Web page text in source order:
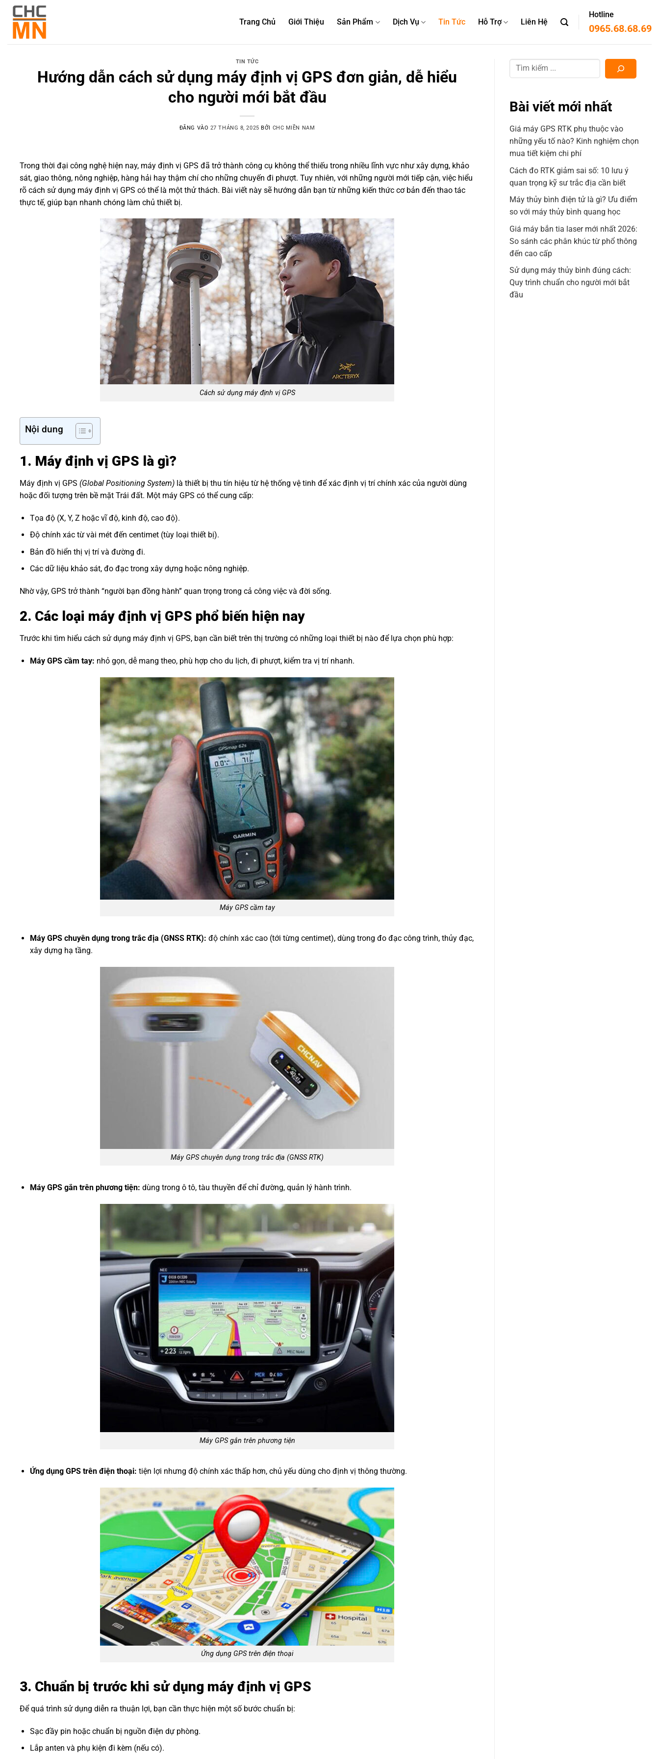
Trang Chủ Giới Thiệu Sản Phẩm Dịch Vụ Tin Tức Hỗ Trợ Liên Hệ
Hotline
0965.68.68.69
TIN TỨC
Hướng dẫn cách sử dụng máy định vị GPS đơn giản, dễ hiểu
cho người mới bắt đầu
ĐĂNG VÀO 27 THÁNG 8, 2025 BỞI CHC MIỀN NAM
Trong thời đại công nghệ hiện nay, máy định vị GPS đã trở thành công cụ không thể thiếu trong nhiều lĩnh vực như xây dựng, khảo
sát, giao thông, nông nghiệp, hàng hải hay thậm chí cho những chuyến đi phượt. Tuy nhiên, với những người mới tiếp cận, việc hiểu
rõ cách sử dụng máy định vị GPS có thể là một thử thách. Bài viết này sẽ hướng dẫn bạn từ những kiến thức cơ bản đến thao tác
thực tế, giúp bạn nhanh chóng làm chủ thiết bị.
Cách sử dụng máy định vị GPS
Nội dung
1. Máy định vị GPS là gì?
Máy định vị GPS (Global Positioning System) là thiết bị thu tín hiệu từ hệ thống vệ tinh để xác định vị trí chính xác của người dùng
hoặc đối tượng trên bề mặt Trái đất. Một máy GPS có thể cung cấp:
Tọa độ (X, Y, Z hoặc vĩ độ, kinh độ, cao độ).
Độ chính xác từ vài mét đến centimet (tùy loại thiết bị).
Bản đồ hiển thị vị trí và đường đi.
Các dữ liệu khảo sát, đo đạc trong xây dựng hoặc nông nghiệp.
Nhờ vậy, GPS trở thành “người bạn đồng hành” quan trọng trong cả công việc và đời sống.
2. Các loại máy định vị GPS phổ biến hiện nay
Trước khi tìm hiểu cách sử dụng máy định vị GPS, bạn cần biết trên thị trường có những loại thiết bị nào để lựa chọn phù hợp:
Máy GPS cầm tay: nhỏ gọn, dễ mang theo, phù hợp cho du lịch, đi phượt, kiểm tra vị trí nhanh.
Máy GPS cầm tay
Máy GPS chuyên dụng trong trắc địa (GNSS RTK): độ chính xác cao (tới từng centimet), dùng trong đo đạc công trình, thủy đạc,
xây dựng hạ tầng.
Máy GPS chuyên dụng trong trắc địa (GNSS RTK)
Máy GPS gắn trên phương tiện: dùng trong ô tô, tàu thuyền để chỉ đường, quản lý hành trình.
Máy GPS gắn trên phương tiện
Ứng dụng GPS trên điện thoại: tiện lợi nhưng độ chính xác thấp hơn, chủ yếu dùng cho định vị thông thường.
Ứng dụng GPS trên điện thoại
3. Chuẩn bị trước khi sử dụng máy định vị GPS
Để quá trình sử dụng diễn ra thuận lợi, bạn cần thực hiện một số bước chuẩn bị:
Sạc đầy pin hoặc chuẩn bị nguồn điện dự phòng.
Lắp anten và phụ kiện đi kèm (nếu có).
Bài viết mới nhất
Giá máy GPS RTK phụ thuộc vào
những yếu tố nào? Kinh nghiệm chọn
mua tiết kiệm chi phí
Cách đo RTK giảm sai số: 10 lưu ý
quan trọng kỹ sư trắc địa cần biết
Máy thủy bình điện tử là gì? Ưu điểm
so với máy thủy bình quang học
Giá máy bắn tia laser mới nhất 2026:
So sánh các phân khúc từ phổ thông
đến cao cấp
Sử dụng máy thủy bình đúng cách:
Quy trình chuẩn cho người mới bắt
đầu